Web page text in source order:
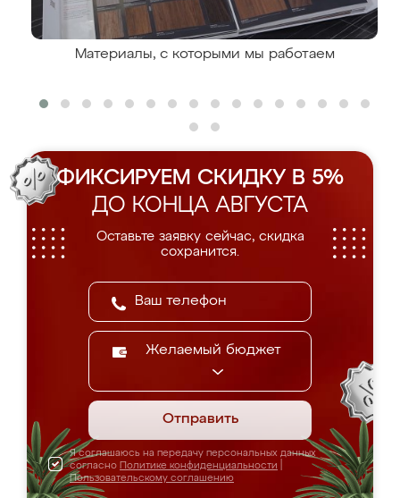
Материалы, с которыми мы работаем
ФИКСИРУЕМ СКИДКУ В 5%
ДО КОНЦА АВГУСТА
Оставьте заявку сейчас, скидка
сохранится.
Желаемый бюджет
Отправить
Я соглашаюсь на передачу персональных данных
согласно Политике конфиденциальности
Пользовательскому соглашению